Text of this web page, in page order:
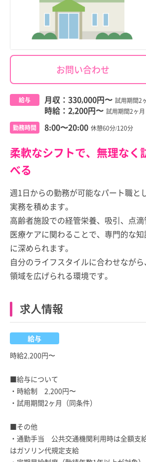
お問い合わせ
給与 月収： 330,000円〜 試用期間2
時給： 2,200円〜 試用期間2ヶ月
勤務時間
8:00〜20:00 休憩60分/120分
柔軟なシフトで、無理なく
べる
週1日からの勤務が可能なパート職と
実務を積めます。
高齢者施設での経管栄養、吸引、点
医療ケアに関わることで、専門的な
に深められます。
自分のライフスタイルに合わせなが
領域を広げられる環境です。
求人情報
給与
時給2,200円〜
■給与について
・時給制 2,200円〜
・試用期間2ヶ月（同条件）
■その他
・通勤手当 公共交通機関利用時は全額支
はガソリン代規定支給